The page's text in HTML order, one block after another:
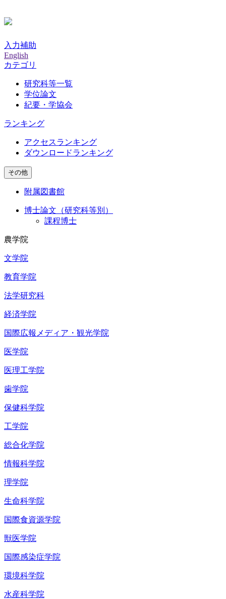
入力補助
English
カテゴリ
研究科等一覧
学位論文
紀要・学協会
ランキング
アクセスランキング
ダウンロードランキング
その他
附属図書館
博士論文（研究科等別）
課程博士
農学院
文学院
教育学院
法学研究科
経済学院
国際広報メディア・観光学院
医学院
医理工学院
歯学院
保健科学院
工学院
総合化学院
情報科学院
理学院
生命科学院
国際食資源学院
獣医学院
国際感染症学院
環境科学院
水産科学院